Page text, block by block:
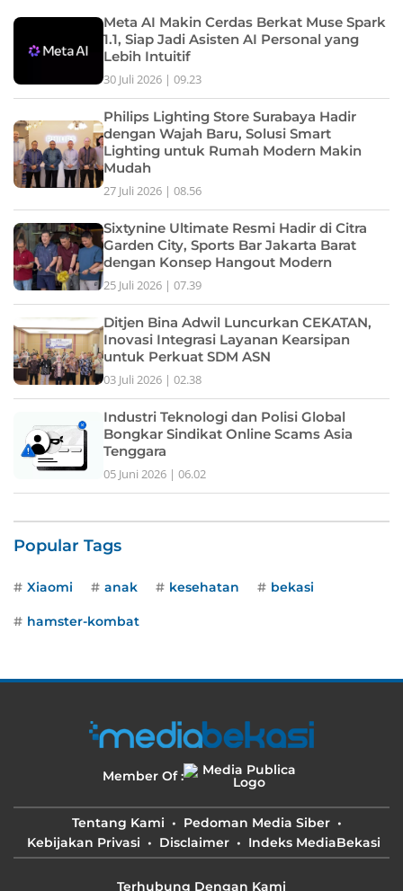
Meta AI Makin Cerdas Berkat Muse Spark
1.1, Siap Jadi Asisten AI Personal yang
Lebih Intuitif
30 Juli 2026 | 09.23
Philips Lighting Store Surabaya Hadir
dengan Wajah Baru, Solusi Smart
Lighting untuk Rumah Modern Makin
Mudah
27 Juli 2026 | 08.56
Sixtynine Ultimate Resmi Hadir di Citra
Garden City, Sports Bar Jakarta Barat
dengan Konsep Hangout Modern
25 Juli 2026 | 07.39
Ditjen Bina Adwil Luncurkan CEKATAN,
Inovasi Integrasi Layanan Kearsipan
untuk Perkuat SDM ASN
03 Juli 2026 | 02.38
Industri Teknologi dan Polisi Global
Bongkar Sindikat Online Scams Asia
Tenggara
05 Juni 2026 | 06.02
Popular Tags
Xiaomi anak kesehatan bekasi
hamster-kombat
Member Of :
Tentang Kami
Pedoman Media Siber
Kebijakan Privasi
Disclaimer Indeks MediaBekasi
Terhubung Dengan Kami